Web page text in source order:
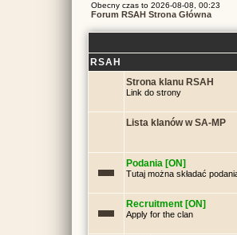
Obecny czas to 2026-08-08, 00:23
Forum RSAH Strona Główna
RSAH
Strona klanu RSAH
Link do strony
Lista klanów w SA-MP
Podania [ON]
Tutaj można składać
Recruitment [ON]
Apply for the clan